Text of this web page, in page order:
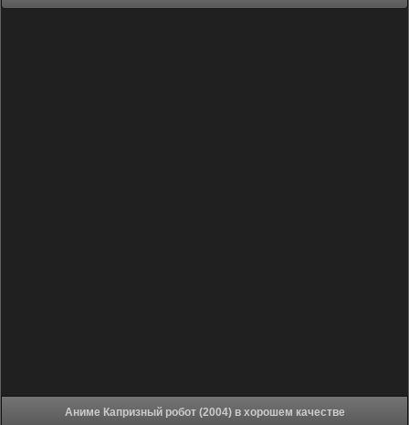
Аниме Капризный робот (2004) в хорошем качестве